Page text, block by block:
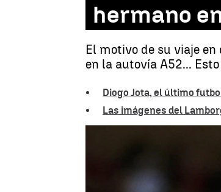
hermano
El motivo de su viaje
en la autovía A52...
Diogo Jota, el último
Las imágenes del